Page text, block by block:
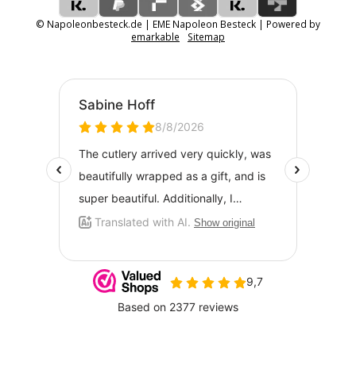
© Napoleonbesteck.de | EME Napoleon Besteck | Powered by
emarkable
Sitemap